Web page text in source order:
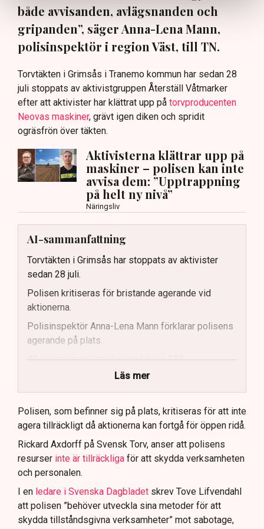
både avvisanden, avlägsnanden och
gripanden”, säger Anna-Lena Mann,
polisinspektör i region Väst, till TN.
Torvtäkten i Grimsås i Tranemo kommun har sedan 28
juli stoppats av aktivistgruppen Återställ Våtmarker
efter att aktivister har klättrat upp på torvproducenten
Neovas maskiner, grävt igen diken och spridit
ogräsfrön över täkten.
Aktivisterna klättrar upp på
maskiner – polisen kan inte
avvisa dem: ”Upptrappning
på helt ny nivå”
Näringsliv
AI-sammanfattning
Torvtäkten i Grimsås har stoppats av aktivister
sedan 28 juli.
Polisen kritiseras för bristande agerande vid
aktionerna.
Polisinspektör Anna-Lena Mann förklarar polisens
agerande på plats.
40 personer misstänks med cirka 120
brottsmisstankar kopplade.
Polisen använder drönare och uniformerad polis
för att dokumentera bevis.
Samtidigt är polisarbetet komplext när det gäller
att navigera juridiska rättigheter och gränser.
Läs mer
Polisen, som befinner sig på plats, kritiseras för att inte
agera tillräckligt då aktionerna kan fortgå för öppen ridå.
Rickard Axdorff på Svensk Torv, anser att polisens
resurser inte är tillräckliga för att skydda verksamheten
och personalen.
I en ledare i Svenska Dagbladet skrev Tove Lifvendahl
att polisen ”behöver utveckla sina metoder för att
skydda tillståndsgivna verksamheter” mot sabotage,